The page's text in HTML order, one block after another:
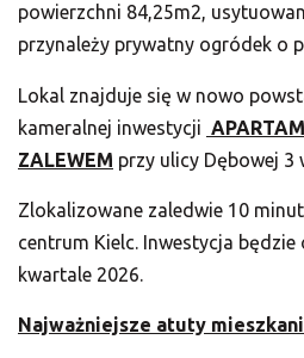
powierzchni 84,25m2,
przynależy prywatny ogródek o
Lokal znajduje się w nowo
kameralnej inwestycji
ZALEWEM przy ulicy Dębowej 3
Zlokalizowane zaledwie 10
centrum Kielc. Inwestycja
kwartale 2026.
Najważniejsze atuty